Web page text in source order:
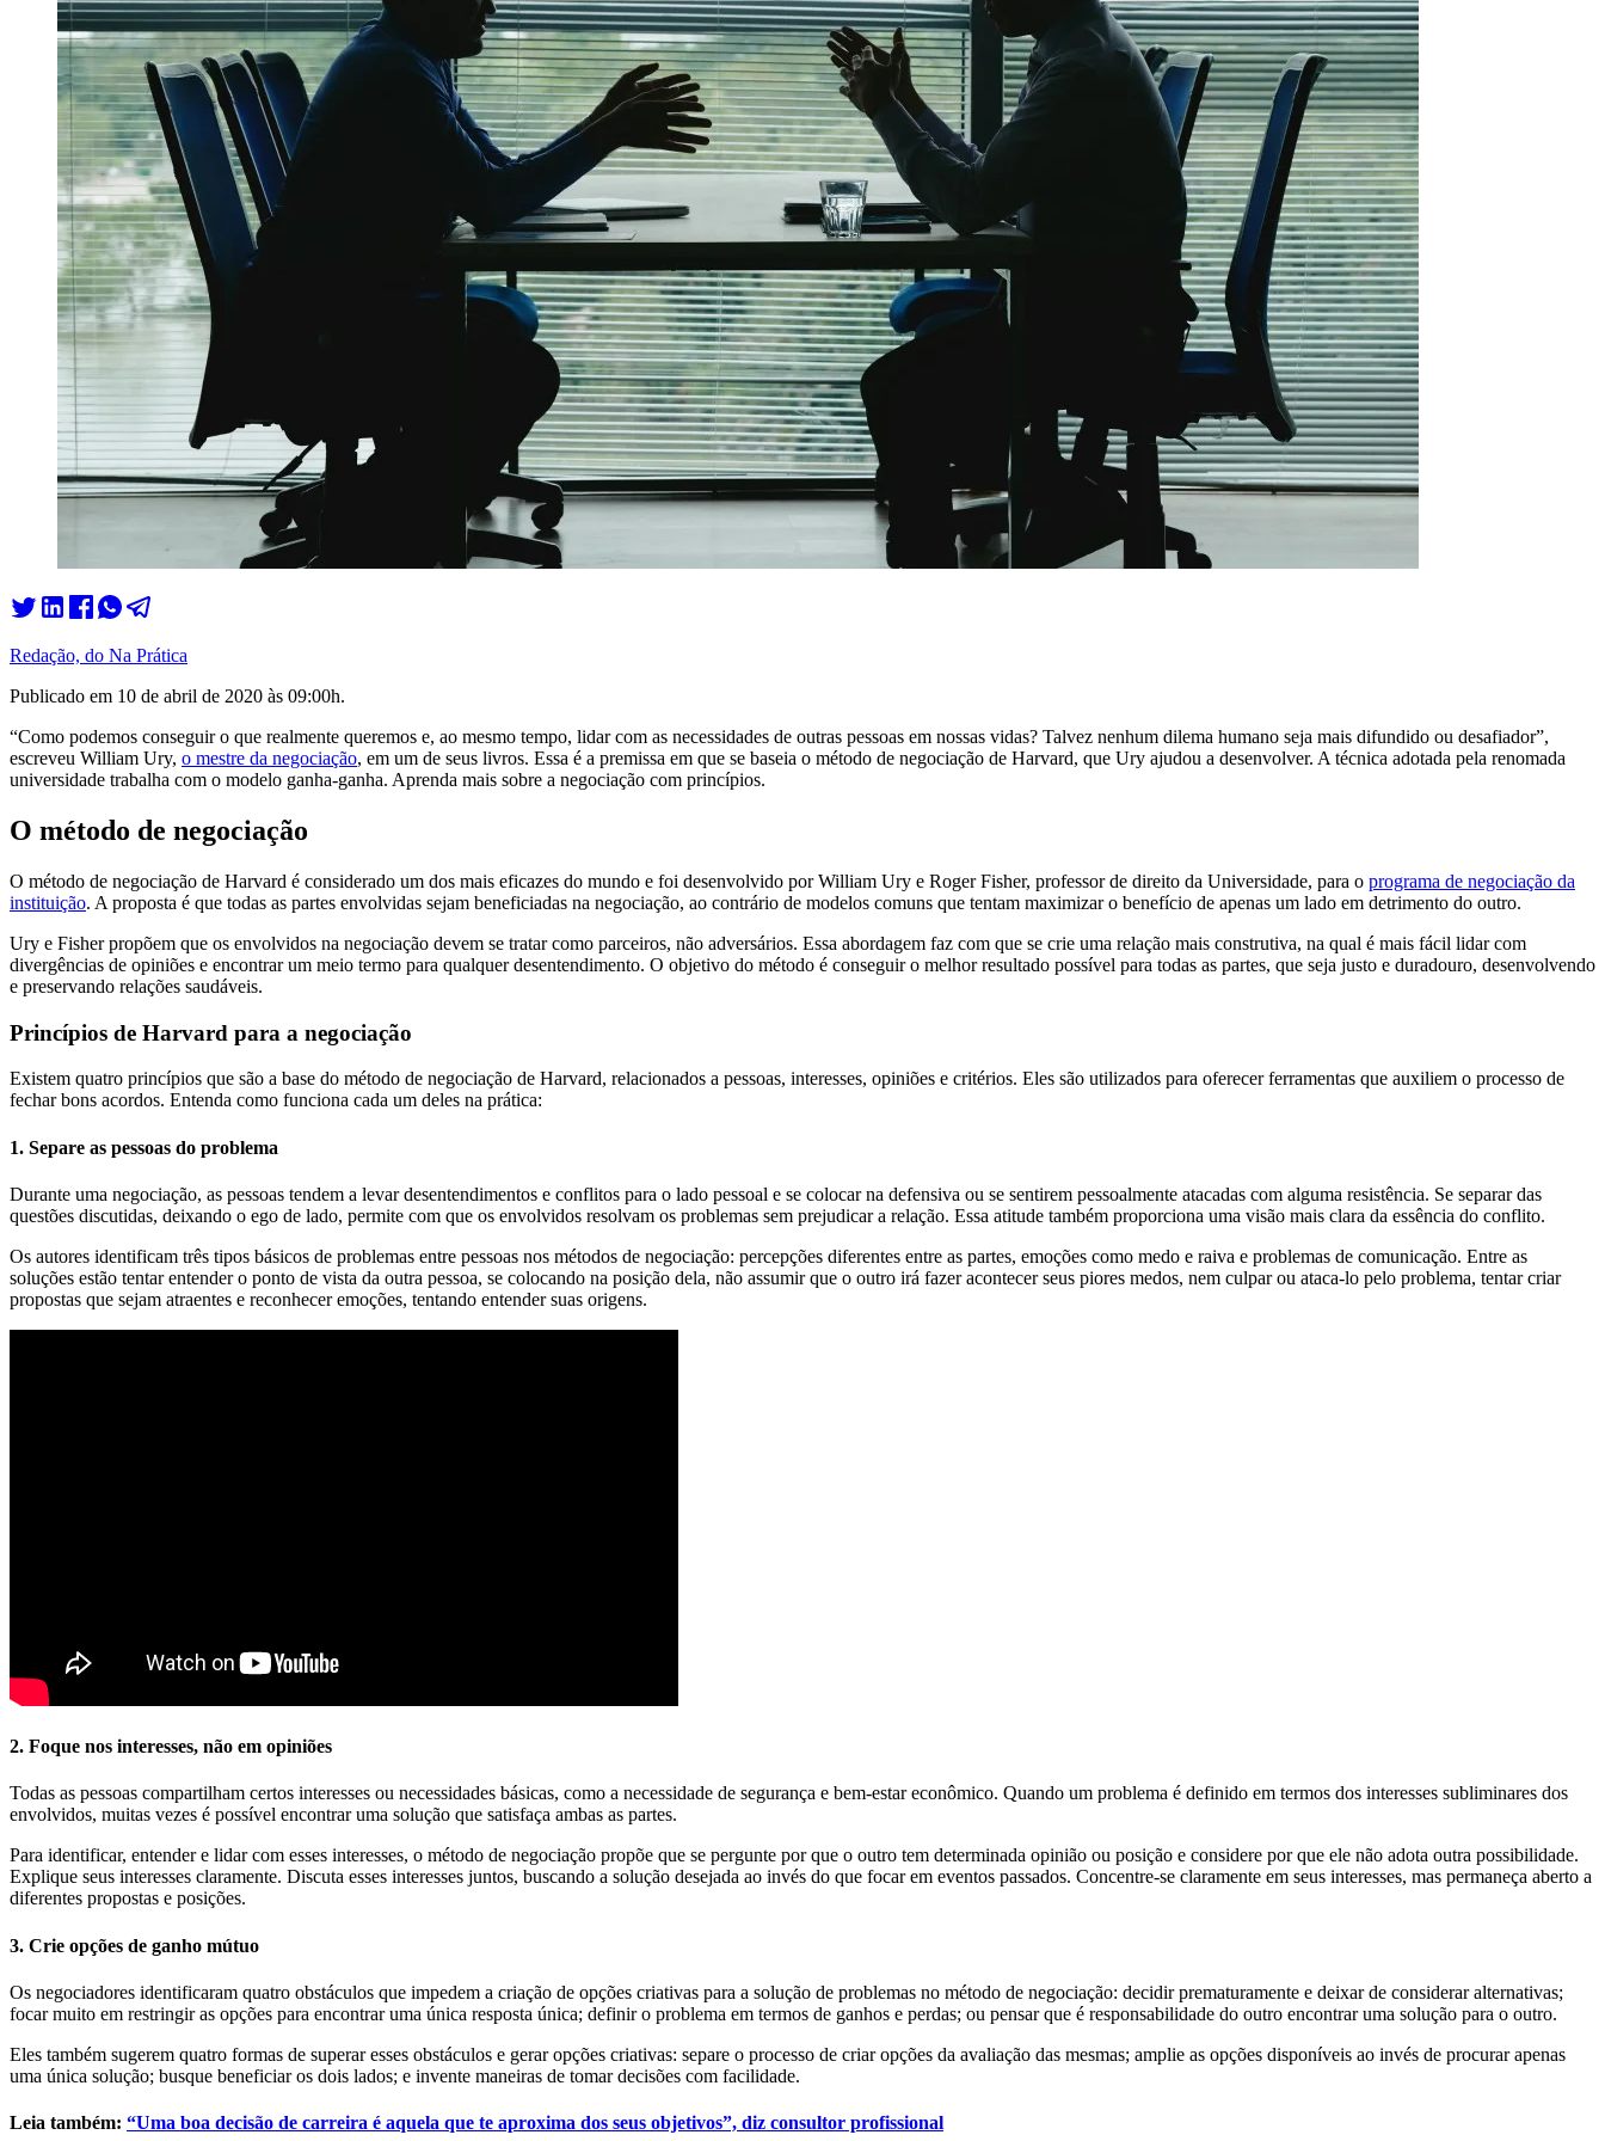
Redação, do Na Prática
Publicado em 10 de abril de 2020 às 09:00h.
“Como podemos conseguir o que realmente queremos e, ao mesmo tempo, lidar com as necessidades de outras pessoas em nossas vidas? Talvez nenhum dilema humano seja mais difundido ou desafiador”,
escreveu William Ury, o mestre da negociação, em um de seus livros. Essa é a premissa em que se baseia o método de negociação de Harvard, que Ury ajudou a desenvolver. A técnica adotada pela renomada
universidade trabalha com o modelo ganha-ganha. Aprenda mais sobre a negociação com princípios.
O método de negociação
O método de negociação de Harvard é considerado um dos mais eficazes do mundo e foi desenvolvido por William Ury e Roger Fisher, professor de direito da Universidade, para o programa de negociação da
instituição. A proposta é que todas as partes envolvidas sejam beneficiadas na negociação, ao contrário de modelos comuns que tentam maximizar o benefício de apenas um lado em detrimento do outro.
Ury e Fisher propõem que os envolvidos na negociação devem se tratar como parceiros, não adversários. Essa abordagem faz com que se crie uma relação mais construtiva, na qual é mais fácil lidar com
divergências de opiniões e encontrar um meio termo para qualquer desentendimento. O objetivo do método é conseguir o melhor resultado possível para todas as partes, que seja justo e duradouro, desenvolvendo
e preservando relações saudáveis.
Princípios de Harvard para a negociação
Existem quatro princípios que são a base do método de negociação de Harvard, relacionados a pessoas, interesses, opiniões e critérios. Eles são utilizados para oferecer ferramentas que auxiliem o processo de
fechar bons acordos. Entenda como funciona cada um deles na prática:
1. Separe as pessoas do problema
Durante uma negociação, as pessoas tendem a levar desentendimentos e conflitos para o lado pessoal e se colocar na defensiva ou se sentirem pessoalmente atacadas com alguma resistência. Se separar das
questões discutidas, deixando o ego de lado, permite com que os envolvidos resolvam os problemas sem prejudicar a relação. Essa atitude também proporciona uma visão mais clara da essência do conflito.
Os autores identificam três tipos básicos de problemas entre pessoas nos métodos de negociação: percepções diferentes entre as partes, emoções como medo e raiva e problemas de comunicação. Entre as
soluções estão tentar entender o ponto de vista da outra pessoa, se colocando na posição dela, não assumir que o outro irá fazer acontecer seus piores medos, nem culpar ou ataca-lo pelo problema, tentar criar
propostas que sejam atraentes e reconhecer emoções, tentando entender suas origens.
2. Foque nos interesses, não em opiniões
Todas as pessoas compartilham certos interesses ou necessidades básicas, como a necessidade de segurança e bem-estar econômico. Quando um problema é definido em termos dos interesses subliminares dos
envolvidos, muitas vezes é possível encontrar uma solução que satisfaça ambas as partes.
Para identificar, entender e lidar com esses interesses, o método de negociação propõe que se pergunte por que o outro tem determinada opinião ou posição e considere por que ele não adota outra possibilidade.
Explique seus interesses claramente. Discuta esses interesses juntos, buscando a solução desejada ao invés do que focar em eventos passados. Concentre-se claramente em seus interesses, mas permaneça aberto a
diferentes propostas e posições.
3. Crie opções de ganho mútuo
Os negociadores identificaram quatro obstáculos que impedem a criação de opções criativas para a solução de problemas no método de negociação: decidir prematuramente e deixar de considerar alternativas;
focar muito em restringir as opções para encontrar uma única resposta única; definir o problema em termos de ganhos e perdas; ou pensar que é responsabilidade do outro encontrar uma solução para o outro.
Eles também sugerem quatro formas de superar esses obstáculos e gerar opções criativas: separe o processo de criar opções da avaliação das mesmas; amplie as opções disponíveis ao invés de procurar apenas
uma única solução; busque beneficiar os dois lados; e invente maneiras de tomar decisões com facilidade.
Leia também: “Uma boa decisão de carreira é aquela que te aproxima dos seus objetivos”, diz consultor profissional